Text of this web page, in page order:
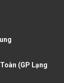
(GP Lạng